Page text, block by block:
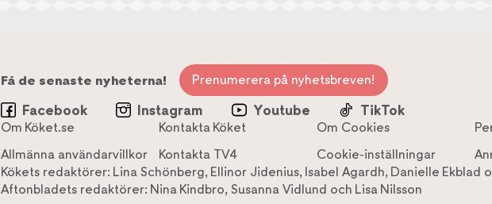
Få de senaste nyheterna! Prenumerera på nyhetsbreven!
Facebook Instagram Youtube TikTok
Om Köket.se Kontakta Köket Om Cookies
Allmänna användarvillkor
Kontakta TV4 Cookie-inställningar
Kökets redaktörer: Lina Schönberg, Ellinor Jidenius, Isabel Agardh, Danielle Ekblad
Aftonbladets redaktörer: Nina Kindbro, Susanna Vidlund och Lisa Nilsson